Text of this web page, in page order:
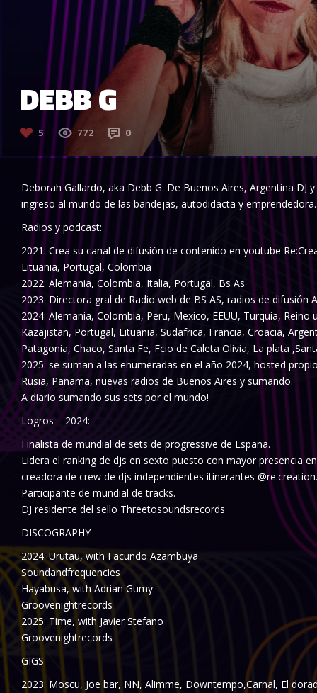
DEBB G
5 772 0
Deborah Gallardo, aka Debb G. De Buenos Aires, Argentina
ingreso al mundo de las bandejas, autodidacta y emprendedora.
Radios y podcast:
2021: Crea su canal de difusión de contenido en youtube
Lituania, Portugal, Colombia
2022: Alemania, Colombia, Italia, Portugal, Bs As
2023: Directora gral de Radio web de BS AS, radios de difusión
2024: Alemania, Colombia, Peru, Mexico, EEUU, Turquia, Reino
Kazajistan, Portugal, Lituania, Sudafrica, Francia, Croacia,
Patagonia, Chaco, Santa Fe, Fcio de Caleta Olivia, La plata
2025: se suman a las enumeradas en el año 2024, hosted
Rusia, Panama, nuevas radios de Buenos Aires y sumando.
A diario sumando sus sets por el mundo!
Logros – 2024:
Finalista de mundial de sets de progressive de España.
Lidera el ranking de djs en sexto puesto con mayor presencia
creadora de crew de djs independientes itinerantes
Participante de mundial de tracks.
DJ residente del sello Threetosoundsrecords
DISCOGRAPHY
2024: Urutau, with Facundo Azambuya
Soundandfrequencies
Hayabusa, with Adrian Gumy
Groovenightrecords
2025: Time, with Javier Stefano
Groovenightrecords
GIGS
2023: Moscu, Joe bar, NN, Alimme, Downtempo,Carnal, El